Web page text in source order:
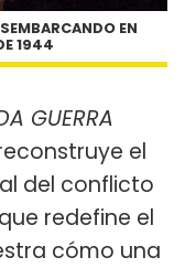
EN
1944
GUERRA
el
del conflicto
redefine el
cómo una